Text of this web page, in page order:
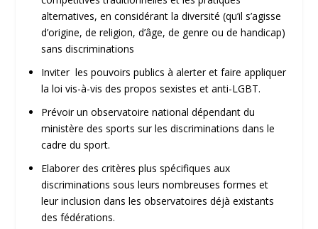
alternatives, en considérant la diversité (qu’il s’agisse
d’origine, de religion, d’âge, de genre ou de handicap)
sans discriminations
Inviter les pouvoirs publics à alerter et faire appliquer
la loi vis-à-vis des propos sexistes et anti-LGBT.
Prévoir un observatoire national dépendant du
ministère des sports sur les discriminations dans le
cadre du sport.
Elaborer des critères plus spécifiques aux
discriminations sous leurs nombreuses formes et
leur inclusion dans les observatoires déjà existants
des fédérations.